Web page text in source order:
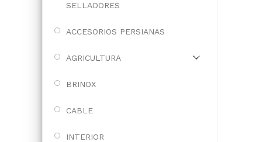
SELLADORES
ACCESORIOS PERSIANAS
AGRICULTURA
BRINOX
CABLE
INTERIOR